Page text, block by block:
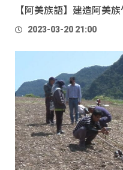
【阿美族語】建造阿美
2023-03-20 21:00